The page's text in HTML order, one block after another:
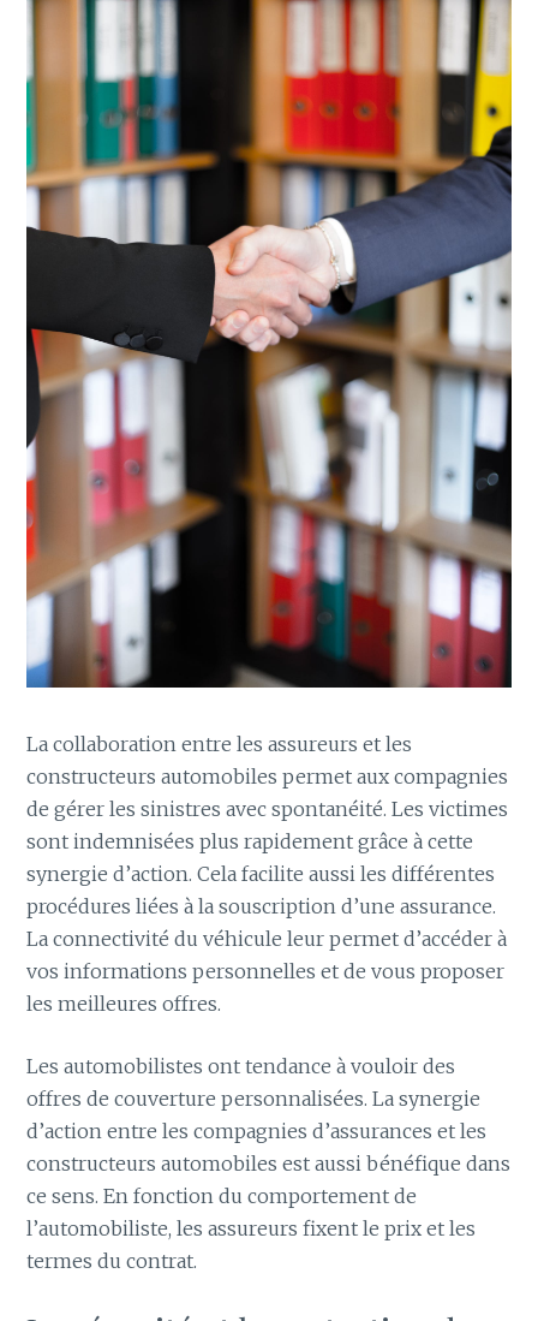
La collaboration entre les assureurs et les
constructeurs automobiles permet aux compagnies
de gérer les sinistres avec spontanéité. Les victimes
sont indemnisées plus rapidement grâce à cette
synergie d’action. Cela facilite aussi les différentes
procédures liées à la souscription d’une assurance.
La connectivité du véhicule leur permet d’accéder à
vos informations personnelles et de vous proposer
les meilleures offres.
Les automobilistes ont tendance à vouloir des
offres de couverture personnalisées. La synergie
d’action entre les compagnies d’assurances et les
constructeurs automobiles est aussi bénéfique dans
ce sens. En fonction du comportement de
l’automobiliste, les assureurs fixent le prix et les
termes du contrat.